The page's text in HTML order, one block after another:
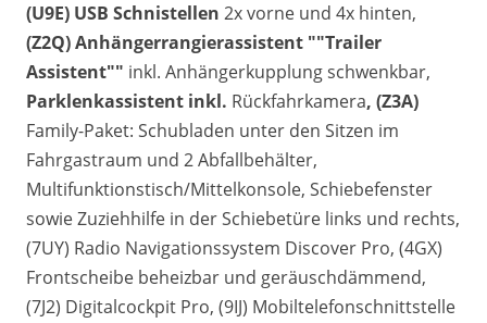
(U9E) USB Schnistellen 2x vorne und 4x hinten,
(Z2Q) Anhängerrangierassistent ""Trailer
Assistent"" inkl. Anhängerkupplung schwenkbar,
Parklenkassistent inkl. Rückfahrkamera, (Z3A)
Family-Paket: Schubladen unter den Sitzen im
Fahrgastraum und 2 Abfallbehälter,
Multifunktionstisch/Mittelkonsole, Schiebefenster
sowie Zuziehhilfe in der Schiebetüre links und rechts,
(7UY) Radio Navigationssystem Discover Pro, (4GX)
Frontscheibe beheizbar und geräuschdämmend,
(7J2) Digitalcockpit Pro, (9IJ) Mobiltelefonschnittstelle